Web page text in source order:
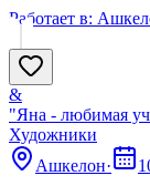
Работает в:
&
"Яна - любимая
Художники
Ашкелон·